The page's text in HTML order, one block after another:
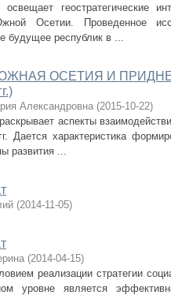
освещает геостратегические
Осетии. Проведенное
будущее республик в ...
ОСЕТИЯ И
Александровна (2015-10-22)
аспекты
Дается характеристика
развития ...
(2014-11-05)
(2014-04-15)
реализации стратегии
уровне является